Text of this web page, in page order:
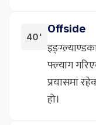
40'
Offside
फ्ल्याग
प्रयासमा
हो।